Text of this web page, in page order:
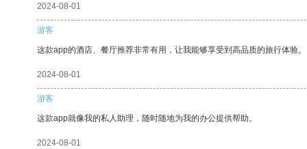
2024-08-01
游客
这款app的酒店、餐厅推荐非常有用，让我能够享受到高品质的旅行体验。
2024-08-01
游客
这款app就像我的私人助理，随时随地为我的办公提供帮助。
2024-08-01